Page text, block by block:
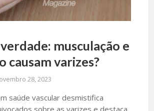
musculação e
causam varizes?
28, 2023
saúde vascular desmistifica
sobre as varizes e destaca